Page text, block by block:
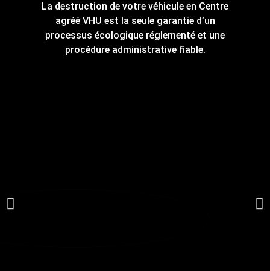
La destruction de votre véhicule en Centre
agréé VHU est la seule garantie d’un
processus écologique réglementé et une
procédure administrative fiable.